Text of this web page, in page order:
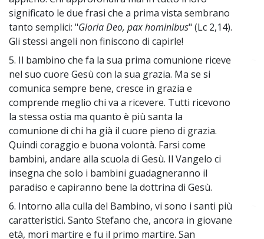
significato le due frasi che a prima vista sembrano
tanto semplici: "Gloria Deo, pax hominibus" (Lc 2,14).
Gli stessi angeli non finiscono di capirle!
5. Il bambino che fa la sua prima comunione riceve
nel suo cuore Gesù con la sua grazia. Ma se si
comunica sempre bene, cresce in grazia e
comprende meglio chi va a ricevere. Tutti ricevono
la stessa ostia ma quanto è più santa la
comunione di chi ha già il cuore pieno di grazia.
Quindi coraggio e buona volontà. Farsi come
bambini, andare alla scuola di Gesù. Il Vangelo ci
insegna che solo i bambini guadagneranno il
paradiso e capiranno bene la dottrina di Gesù.
6. Intorno alla culla del Bambino, vi sono i santi più
caratteristici. Santo Stefano che, ancora in giovane
età, morì martire e fu il primo martire. San